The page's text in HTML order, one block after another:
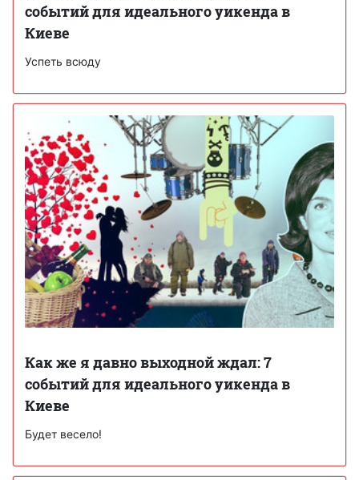
событий для идеального уикенда в
Киеве
Успеть всюду
Как же я давно выходной ждал: 7
событий для идеального уикенда в
Киеве
Будет весело!